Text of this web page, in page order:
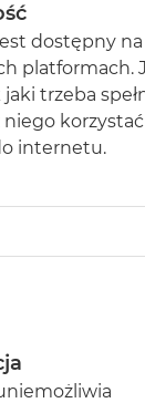
dostępny na
platformach.
trzeba
niego
internetu.